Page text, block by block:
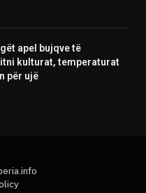
apel bujqve të
kulturat, temperaturat
për ujë